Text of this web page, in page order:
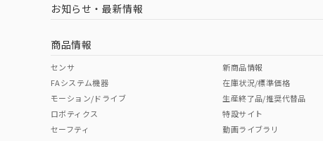
お知らせ・最新情報
商品情報
センサ
FAシステム機器
モーション/ドライブ
ロボティクス
セーフティ
新商品情報
在庫状況/標準価格
生産終了品/推奨代替品
特設サイト
動画ライブラリ